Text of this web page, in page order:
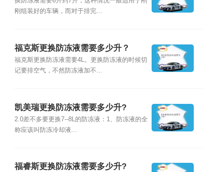
刚组装好的车辆，而对于排完...
福克斯更换防冻液需要多少升？
福克斯更换防冻液需要4L。更换防冻液的时候切
记要排空气，不然防冻液加不...
凯美瑞更换防冻液需要多少升?
2.0差不多要更换7--8L的防冻液：1、防冻液的全
称应该叫防冻冷却液...
福睿斯更换防冻液需要多少升?